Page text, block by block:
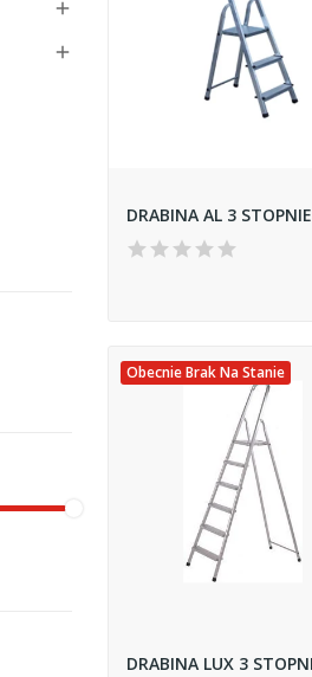


Obecnie Brak Na Stanie
DRABINA LUX 3